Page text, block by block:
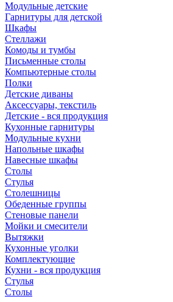
Модульные детские
Гарнитуры для детской
Шкафы
Стеллажи
Комоды и тумбы
Письменные столы
Компьютерные столы
Полки
Детские диваны
Аксессуары, текстиль
Детские - вся продукция
Кухонные гарнитуры
Модульные кухни
Напольные шкафы
Навесные шкафы
Столы
Стулья
Столешницы
Обеденные группы
Стеновые панели
Мойки и смесители
Вытяжки
Кухонные уголки
Комплектующие
Кухни - вся продукция
Стулья
Столы